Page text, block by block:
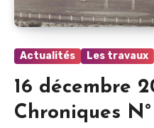
Actualités Les travaux
16 décembre
Chroniques